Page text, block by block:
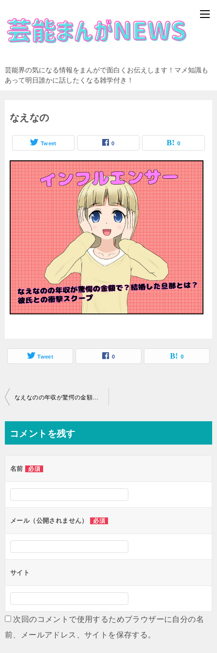
芸能界の気になる情報をまんがで面白くお伝えします！マメ知識も
あって明日誰かに話したくなる雑学付き！
なえなの
Tweet 0 0
Tweet 0 0
投
ビ
ー
シ
ン
なえなのの年収が驚愕の金額で？結婚した旦那とは？彼氏との衝撃スクープ
コメントを残す
名前 必須
メール（公開されません） 必須
サイト
次回のコメントで使用するためブラウザーに自分の名
前、メールアドレス、サイトを保存する。